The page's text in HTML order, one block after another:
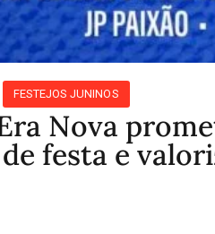
FESTEJOS JUNINOS
Nova
festa e